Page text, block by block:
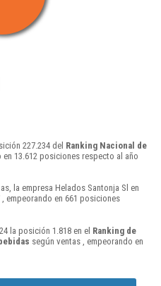
227.234 del Ranking Nacional de
13.612 posiciones respecto al año
la empresa Helados Santonja Sl en
empeorando en 661 posiciones
la posición 1.818 en el Ranking de
según ventas , empeorando en